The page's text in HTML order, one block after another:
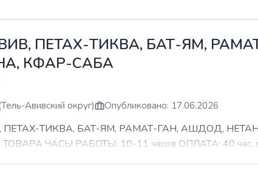
ПЕТАХ-ТИКВА, БАТ-ЯМ,
КФАР-САБА
Авивский округ) Опубликовано: 17.06.2026
ПЕТАХ-ТИКВА, БАТ-ЯМ, РАМАТ-ГАН, АШДОД,
ЧАСЫ РАБОТЫ: 10-11 часов ОПЛАТА: 40 час,